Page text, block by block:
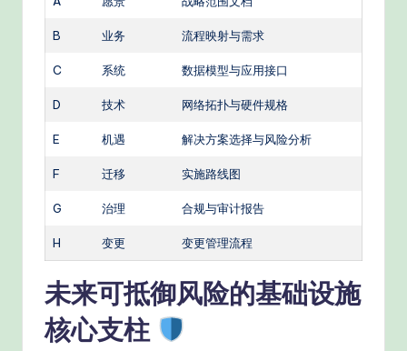
B 业务 流程映射与需求
C 系统 数据模型与应用接口
D 技术 网络拓扑与硬件规格
E 机遇 解决方案选择与风险分析
F 迁移 实施路线图
G 治理 合规与审计报告
H 变更 变更管理流程
未来可抵御风险的基础设施
核心支柱